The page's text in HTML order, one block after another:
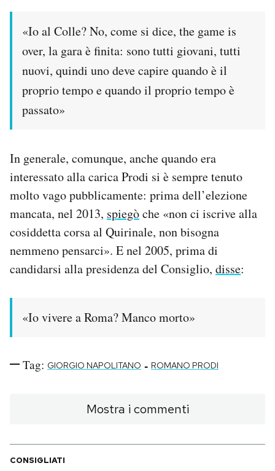
«Io al Colle? No, come si dice, the game is
over, la gara è finita: sono tutti giovani, tutti
nuovi, quindi uno deve capire quando è il
proprio tempo e quando il proprio tempo è
passato»
In generale, comunque, anche quando era
interessato alla carica Prodi si è sempre tenuto
molto vago pubblicamente: prima dell’elezione
mancata, nel 2013, spiegòche «non ci iscrive alla
cosiddetta corsa al Quirinale, non bisogna
nemmeno pensarci». E nel 2005, prima di
candidarsi alla presidenza del Consiglio, disse:
«Io vivere a Roma? Manco morto»
Tag: GIORGIO NAPOLITANO - ROMANO PRODI
Mostra i commenti
CONSIGLIATI